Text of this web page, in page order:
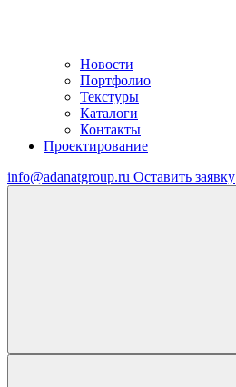
Новости
Портфолио
Текстуры
Каталоги
Контакты
Проектирование
info@adanatgroup.ru Оставить заявку